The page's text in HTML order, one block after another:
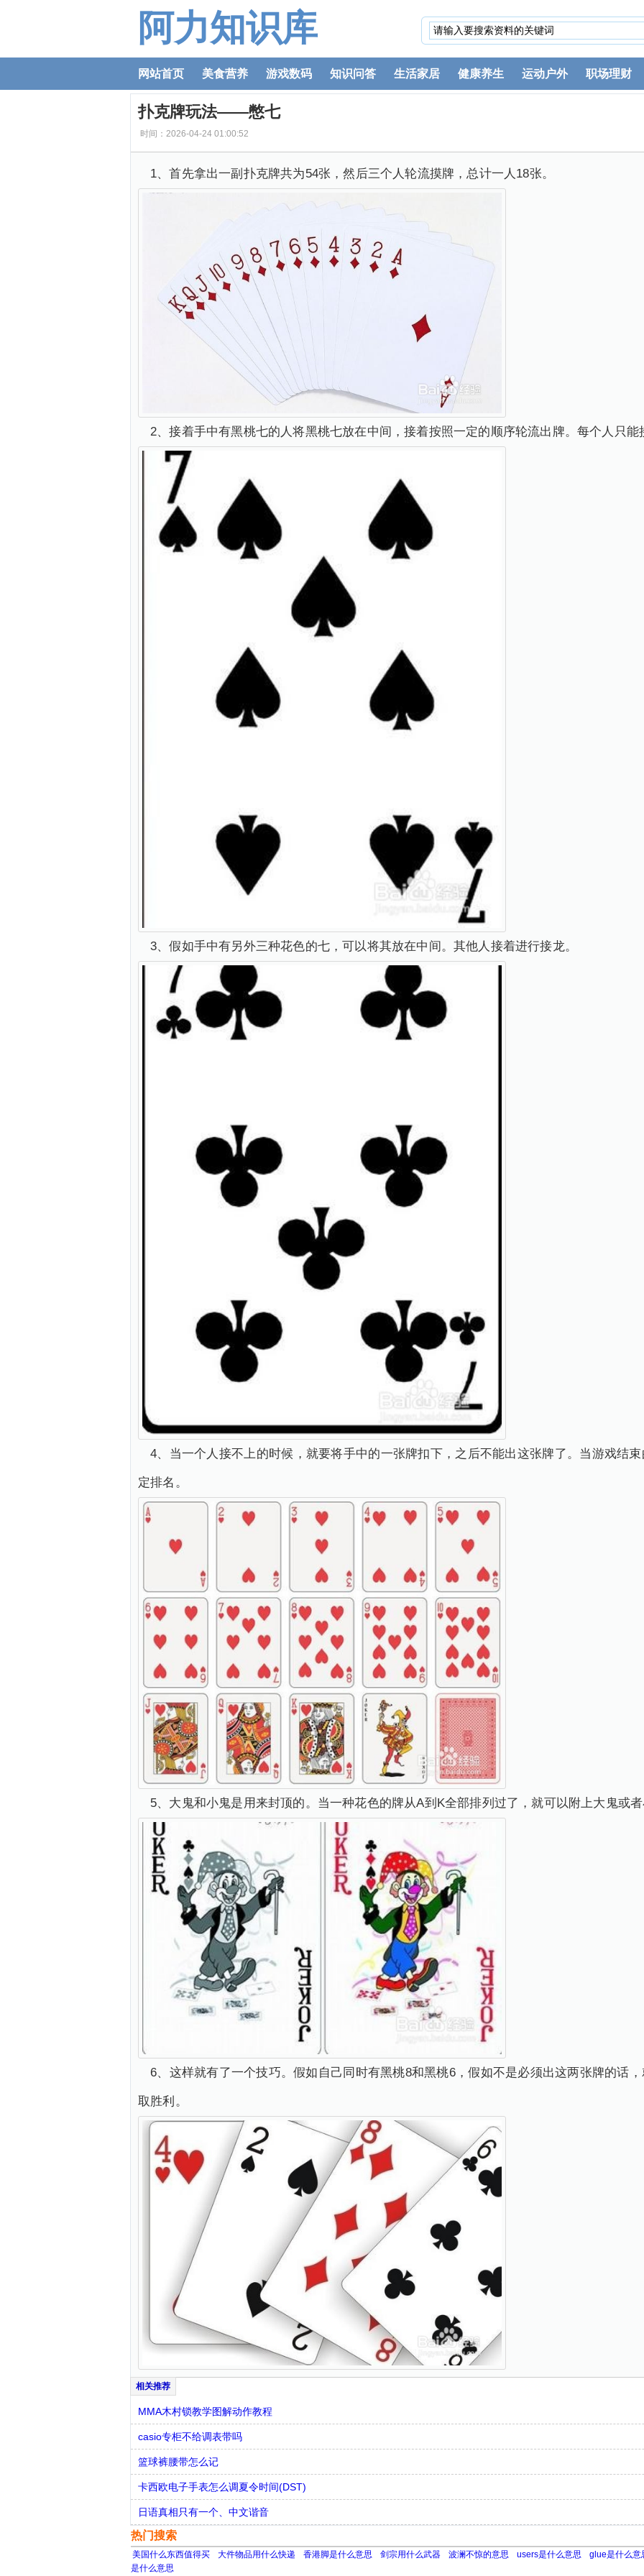
阿力知识库
网站首页 美食营养 游戏数码 知识问答 生活家居 健康养生 运动户外 职场理财
扑克牌玩法——憋七
时间：2026-04-24 01:00:52
1、首先拿出一副扑克牌共为54张，然后三个人轮流摸牌，总计一人18张。
2、接着手中有黑桃七的人将黑桃七放在中间，接着按照一定的顺序轮流出牌。每个人只
3、假如手中有另外三种花色的七，可以将其放在中间。其他人接着进行接龙。
4、当一个人接不上的时候，就要将手中的一张牌扣下，之后不能出这张牌了。当游戏结
定排名。
5、大鬼和小鬼是用来封顶的。当一种花色的牌从A到K全部排列过了，就可以附上大鬼或
6、这样就有了一个技巧。假如自己同时有黑桃8和黑桃6，假如不是必须出这两张牌的话
取胜利。
MMA木村锁教学图解动作教程
casio专柜不给调表带吗
篮球裤腰带怎么记
卡西欧电子手表怎么调夏令时间(DST)
日语真相只有一个、中文谐音
热门搜索
美国什么东西值得买 大件物品用什么快递 香港脚是什么意思 剑宗用什么武器 波澜不惊的意思 users是什么意思
glue是什么意
是什么意思